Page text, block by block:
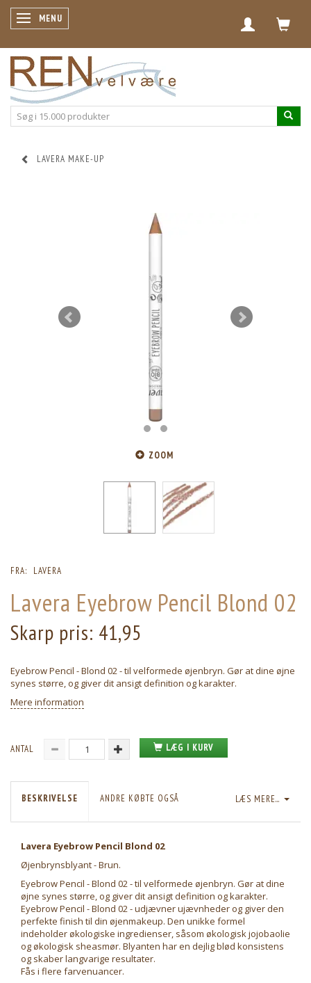
SKIFTE NAVIGATION
MENU
LAVERA MAKE-UP
ZOOM
FRA: LAVERA
Lavera Eyebrow Pencil Blond 02
Skarp pris: 41,95
Eyebrow Pencil - Blond 02 - til velformede øjenbryn. Gør at dine øjne
synes større, og giver dit ansigt definition og karakter.
Mere information
ANTAL LÆG I KURV
LÆS MERE...
BESKRIVELSE ANDRE KØBTE OGSÅ
Lavera Eyebrow Pencil Blond 02
Øjenbrynsblyant - Brun.
Eyebrow Pencil - Blond 02 - til velformede øjenbryn. Gør at dine
øjne synes større, og giver dit ansigt definition og karakter.
Eyebrow Pencil - Blond 02 - udjævner ujævnheder og giver den
perfekte finish til din øjenmakeup. Den unikke formel
indeholder økologiske ingredienser, såsom økologisk jojobaolie
og økologisk sheasmør. Blyanten har en dejlig blød konsistens
og skaber langvarige resultater.
Fås i flere farvenuancer.